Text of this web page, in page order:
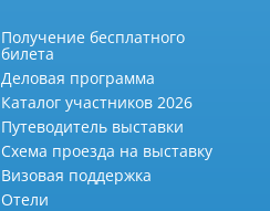
Получение бесплатного
билета
Деловая программа
Каталог участников 2026
Путеводитель выставки
Схема проезда на выставку
Визовая поддержка
Отели